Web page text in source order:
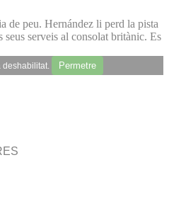
de peu. Hernández li perd la pista
serveis al consolat britànic. Es
Permetre